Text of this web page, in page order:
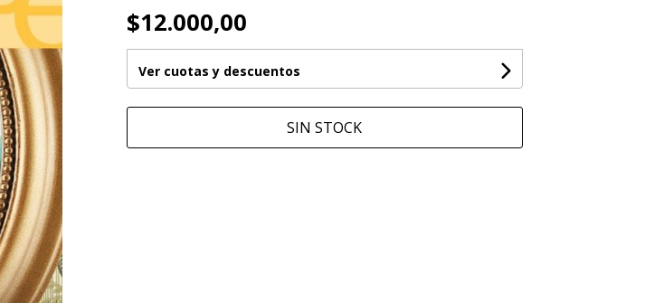
$12.000,00
Ver cuotas y descuentos
SIN STOCK